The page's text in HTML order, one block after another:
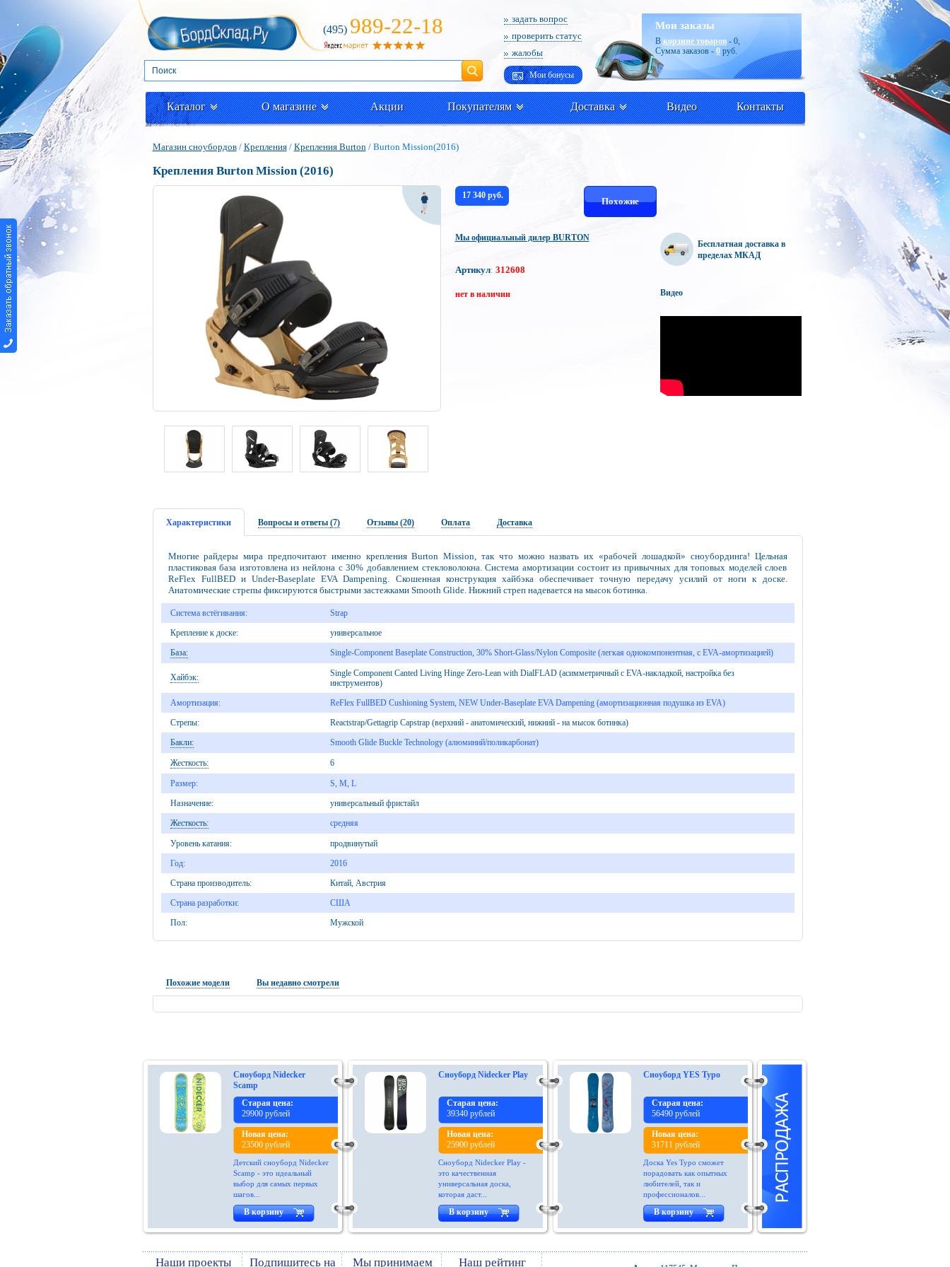
(495) 989-22-18 Мои заказы
В корзине товаров - 0,
Сумма заказов - 0 руб.
задать вопрос
проверить статус
жалобы
Мои бонусы
Поиск
Каталог О магазине Акции Покупателям Доставка Видео Контакты
Магазин сноубордов/ Крепления/ Крепления Burton/ Burton Mission(2016)
Крепления Burton Mission (2016)
17 340 руб.
Похожие
Мы официальный дилер BURTON
Артикул: 312608
нет в наличии
Бесплатная доставка в
пределах МКАД
Видео
Характеристики Вопросы и ответы (7) Отзывы (20) Оплата Доставка
Многие райдеры мира предпочитают именно крепления Burton Mission, так что можно назвать их «рабочей лошадкой» сноубординга! Цельная
пластиковая база изготовлена из нейлона с 30% добавлением стекловолокна. Система амортизации состоит из привычных для топовых моделей слоев
ReFlex FullBED и Under-Baseplate EVA Dampening. Скошенная конструкция хайбэка обеспечивает точную передачу усилий от ноги к доске.
Анатомические стрепы фиксируются быстрыми застежками Smooth Glide. Нижний стреп надевается на мысок ботинка.
Система встёгивания:
Strap
Крепление к доске:
универсальное
База:
Single-Component Baseplate Construction, 30% Short-Glass/Nylon Composite (легкая однокомпонентная, с EVA-амортизацией)
Хайбэк:
Single Component Canted Living Hinge Zero-Lean with DialFLAD (асимметричный с EVA-накладкой, настройка без
инструментов)
Амортизация:
ReFlex FullBED Cushioning System, NEW Under-Baseplate EVA Dampening (амортизационная подушка из EVA)
Стрепы:
Reactstrap/Gettagrip Capstrap (верхний - анатомический, нижний - на мысок ботинка)
Бакли:
Smooth Glide Buckle Technology (алюминий/поликарбонат)
Жесткость: 6
Размер:
S, М, L
Назначение:
универсальный фристайл
Жесткость:
средняя
Уровень катания:
продвинутый
Год:
2016
Страна производитель:
Китай, Австрия
Страна разработки:
США
Пол:
Мужской
Похожие модели Вы недавно смотрели
Сноуборд Nidecker
Scamp
Старая цена:
29900 рублей
Новая цена:
23500 рублей
Детский сноуборд Nidecker
Scamp - это идеальный
выбор для самых первых
шагов...
В корзину
Сноуборд Nidecker Play
Старая цена:
39340 рублей
Новая цена:
25900 рублей
Сноуборд Nidecker Play -
это качественная
универсальная доска,
которая даст...
В корзину
Сноуборд YES Typo
Старая цена:
56490 рублей
Новая цена:
31711 рублей
Доска Yes Typo сможет
порадовать как опытных
любителей, так и
профессионалов...
В корзину
Наши проекты Подпишитесь на Мы принимаем Наш рейтинг